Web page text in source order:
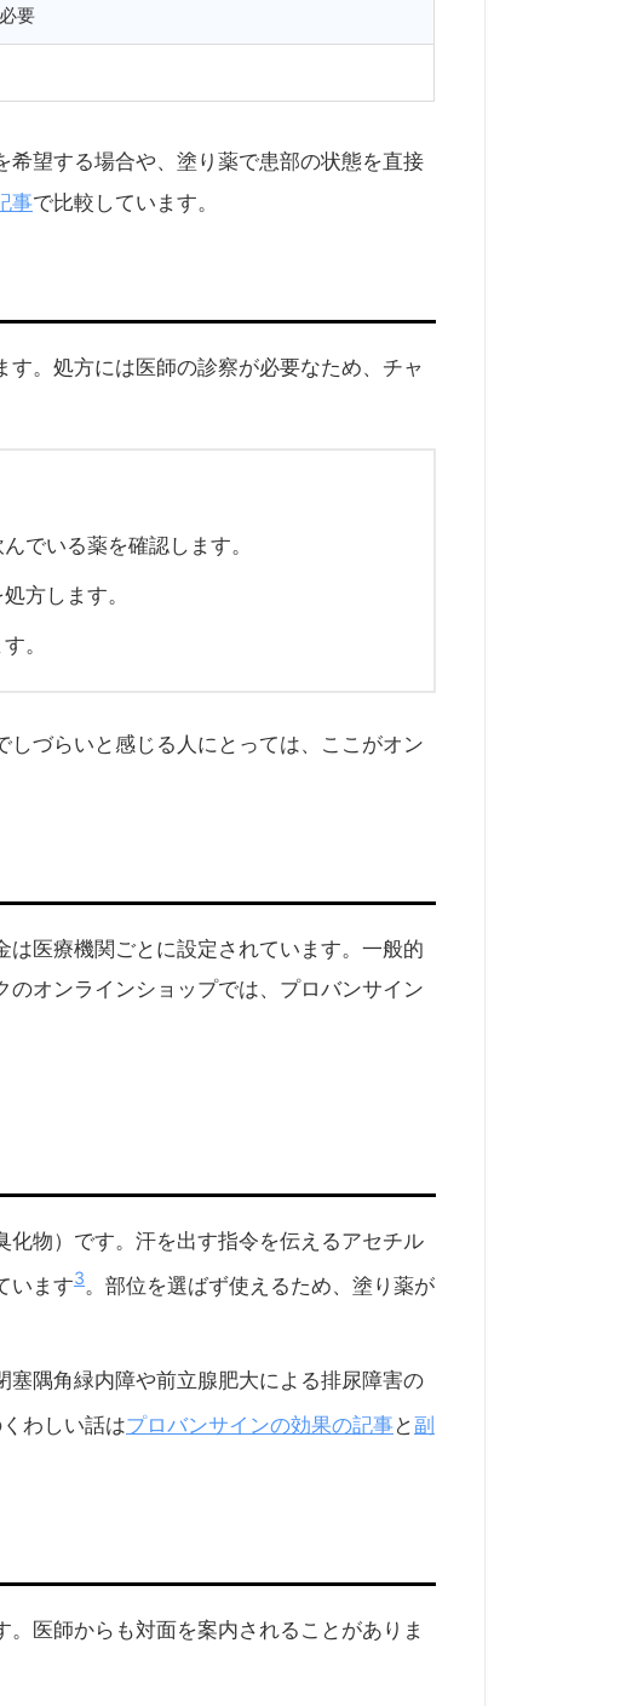
要
希望する場合や、塗り薬で患部の状態を直接
事で比較しています。
。処方には医師の診察が必要なため、チャ
でいる薬を確認します。
方します。
。
づらいと感じる人にとっては、ここがオン
医療機関ごとに設定されています。一般的
オンラインショップでは、プロバンサイン
物）です。汗を出す指令を伝えるアセチル
います3。部位を選ばず使えるため、塗り薬が
隅角緑内障や前立腺肥大による排尿障害の
わしい話はプロバンサインの効果の記事と副
医師からも対面を案内されることがありま